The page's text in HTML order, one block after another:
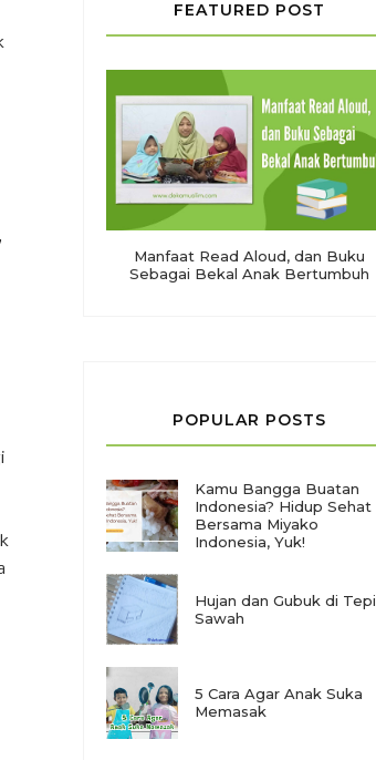
FEATURED POST
Manfaat Read Aloud, dan Buku
Sebagai Bekal Anak Bertumbuh
POPULAR POSTS
Kamu Bangga Buatan
Indonesia? Hidup Sehat
Bersama Miyako
Indonesia, Yuk!
Hujan dan Gubuk di Tepi
Sawah
5 Cara Agar Anak Suka
Memasak